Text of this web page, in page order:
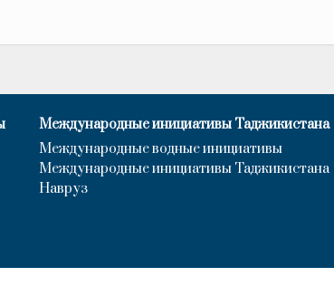
Международные инициативы Таджикистана
Международные водные инициативы
Международные инициативы Таджикистана
Навруз